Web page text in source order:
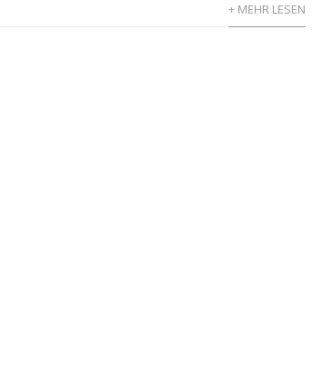
+ MEHR LESEN